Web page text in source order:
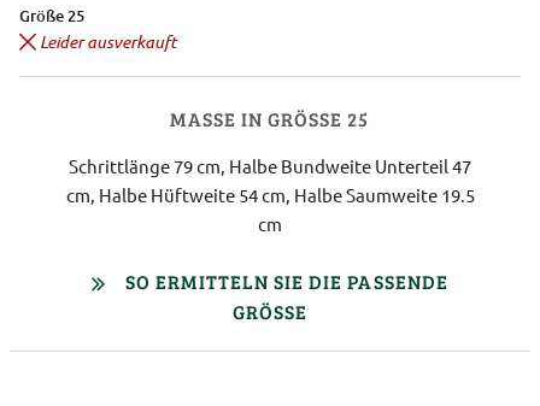
Größe 25
Leider ausverkauft
MASSE IN GRÖSSE 25
Schrittlänge 79 cm, Halbe Bundweite Unterteil 47
cm, Halbe Hüftweite 54 cm, Halbe Saumweite 19.5
cm
SO ERMITTELN SIE DIE PASSENDE
GRÖSSE